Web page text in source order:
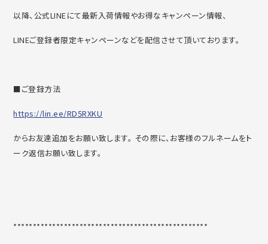
以降、公式LINEにて最新入荷情報やお得なキャンペーン情報、
LINEご登録者限定キャンペーンなどを配信させて頂いております。
■ご登録方法
https://lin.ee/RD5RXKU
からお友達追加をお願い致します。 その際に、お客様のフルネームをト
ーク返信お願い致します。
**************************************************